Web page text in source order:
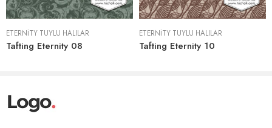
ETERNITY TÜYLÜ HALILAR
Tafting Eternity 08
ETERNITY TÜYLÜ HALILAR
Tafting Eternity 10